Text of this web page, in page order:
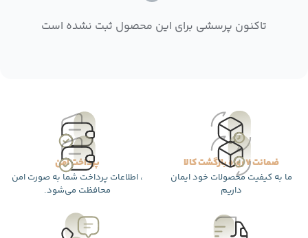
تاکنون پرسشی برای این محصول ثبت نشده است
ضمانت 7 روزه بازگشت کالا
ما به کیفیت محصولات خود ایمان
داریم
پرداخت امن
، اطلاعات پرداخت شما به صورت امن
محافظت می‌شود.